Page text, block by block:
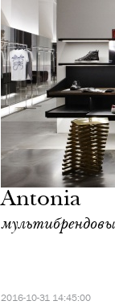
Antonia
2016-10-31 14:45:00